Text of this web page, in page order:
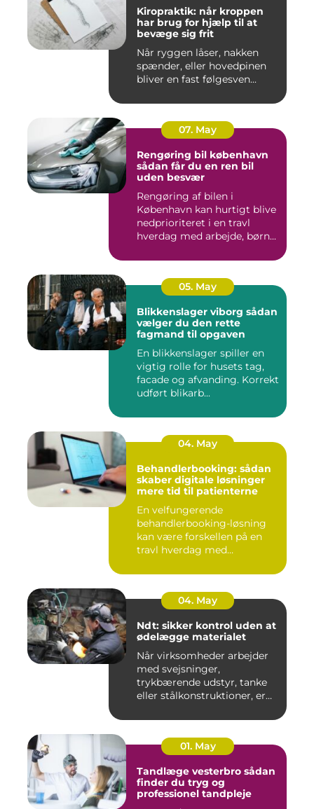
Kiropraktik: når kroppen
har brug for hjælp til at
bevæge sig frit
Når ryggen låser, nakken
spænder, eller hovedpinen
bliver en fast følgesven...
07. May
Rengøring bil københavn
sådan får du en ren bil
uden besvær
Rengøring af bilen i
København kan hurtigt blive
nedprioriteret i en travl
hverdag med arbejde, børn...
05. May
Blikkenslager viborg sådan
vælger du den rette
fagmand til opgaven
En blikkenslager spiller en
vigtig rolle for husets tag,
facade og afvanding. Korrekt
udført blikarb...
04. May
Behandlerbooking: sådan
skaber digitale løsninger
mere tid til patienterne
En velfungerende
behandlerbooking-løsning
kan være forskellen på en
travl hverdag med
04. May
Ndt: sikker kontrol uden at
ødelægge materialet
Når virksomheder arbejder
med svejsninger,
trykbærende udstyr, tanke
eller stålkonstruktioner, er
01. May
Tandlæge vesterbro sådan
finder du tryg og
professionel tandpleje